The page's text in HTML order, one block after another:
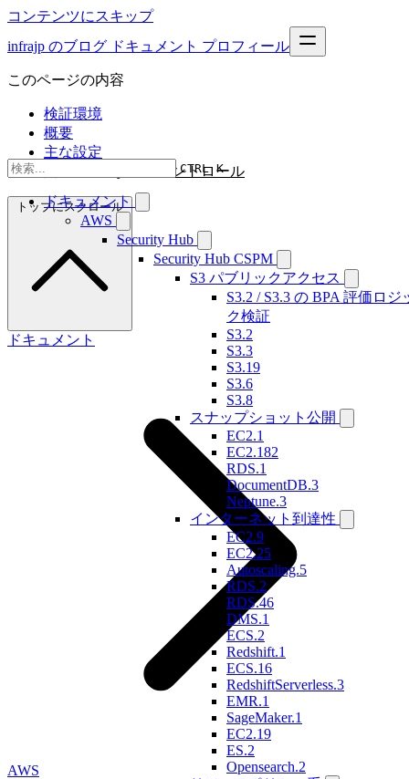
コンテンツにスキップ
infrajp のブログ ドキュメント プロフィール
CTRL K
ドキュメント
AWS
Security Hub
Security Hub CSPM
S3 パブリックアクセス
S3.2 / S3.3 の BPA 評価ロジ
ク検証
S3.2
S3.3
S3.19
S3.6
S3.8
スナップショット公開
EC2.1
EC2.182
RDS.1
DocumentDB.3
Neptune.3
インターネット到達性
EC2.9
EC2.25
Autoscaling.5
RDS.2
RDS.46
DMS.1
ECS.2
Redshift.1
ECS.16
RedshiftServerless.3
EMR.1
SageMaker.1
EC2.19
ES.2
Opensearch.2
このページの内容
検証環境
概要
主な設定
関連 Security Hub コントロール
トップにスクロール
ドキュメント
AWS